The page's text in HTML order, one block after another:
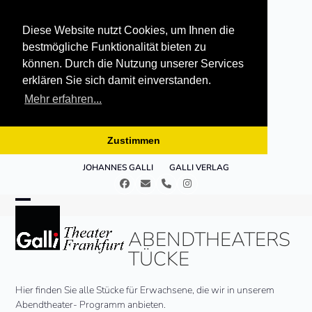
Diese Website nutzt Cookies, um Ihnen die
bestmögliche Funktionalität bieten zu
können. Durch die Nutzung unserer Services
erklären Sie sich damit einverstanden.
Mehr erfahren...
Zustimmen
JOHANNES GALLI GALLI VERLAG
Facebook
E- TelefonInstagram
mobile
mobile
ABENDTHEATERS
TÜCKE
Hier finden Sie alle Stücke für Erwachsene, die wir in unserem
Abendtheater- Programm anbieten.